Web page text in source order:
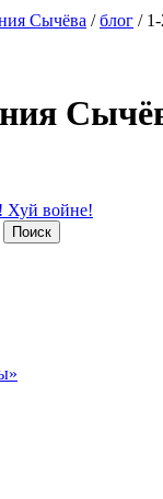
Сычёва /блог /
Хуй войне!